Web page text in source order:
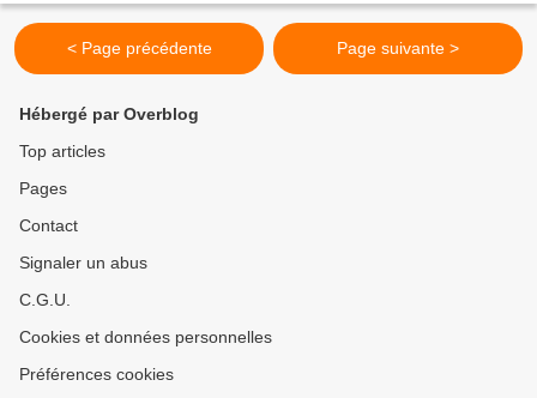
< Page précédente Page suivante >
Hébergé par Overblog
Top articles
Pages
Contact
Signaler un abus
C.G.U.
Cookies et données personnelles
Préférences cookies